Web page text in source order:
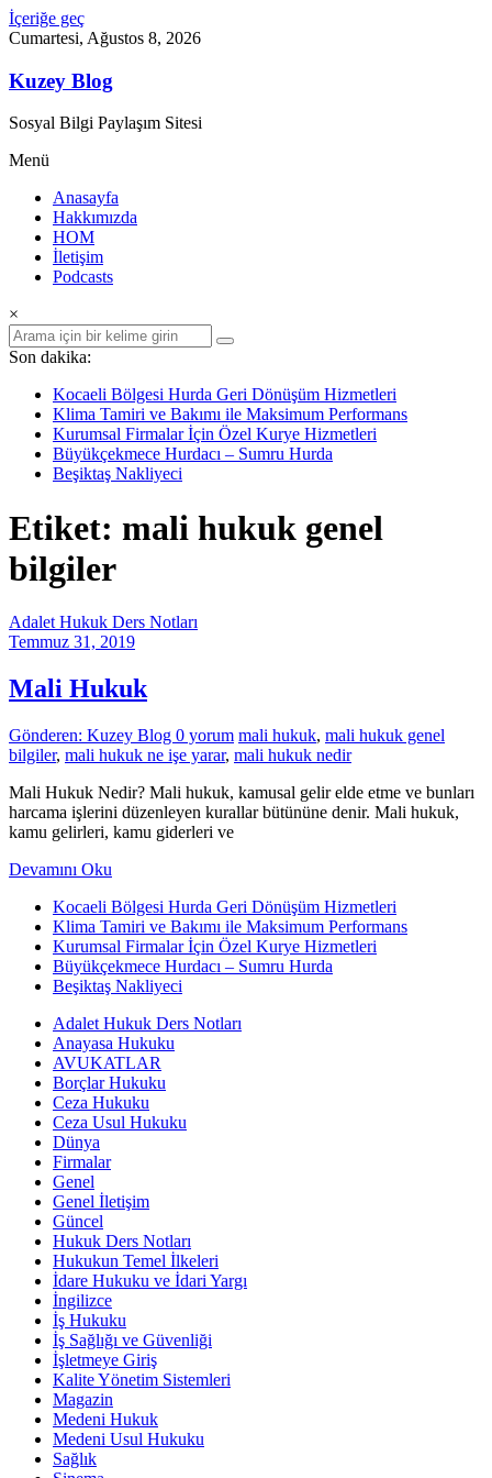
İçeriğe geç
Cumartesi, Ağustos 8, 2026
Kuzey Blog
Sosyal Bilgi Paylaşım Sitesi
Menü
Anasayfa
Hakkımızda
HOM
İletişim
Podcasts
×
Son dakika:
Kocaeli Bölgesi Hurda Geri Dönüşüm Hizmetleri
Klima Tamiri ve Bakımı ile Maksimum Performans
Kurumsal Firmalar İçin Özel Kurye Hizmetleri
Büyükçekmece Hurdacı – Sumru Hurda
Beşiktaş Nakliyeci
Etiket: mali hukuk genel
bilgiler
Adalet Hukuk Ders Notları
Temmuz 31, 2019
Mali Hukuk
Gönderen: Kuzey Blog 0 yorum mali hukuk, mali hukuk genel
bilgiler, mali hukuk ne işe yarar, mali hukuk nedir
Mali Hukuk Nedir? Mali hukuk, kamusal gelir elde etme ve bunları
harcama işlerini düzenleyen kurallar bütününe denir. Mali hukuk,
kamu gelirleri, kamu giderleri ve
Devamını Oku
Kocaeli Bölgesi Hurda Geri Dönüşüm Hizmetleri
Klima Tamiri ve Bakımı ile Maksimum Performans
Kurumsal Firmalar İçin Özel Kurye Hizmetleri
Büyükçekmece Hurdacı – Sumru Hurda
Beşiktaş Nakliyeci
Adalet Hukuk Ders Notları
Anayasa Hukuku
AVUKATLAR
Borçlar Hukuku
Ceza Hukuku
Ceza Usul Hukuku
Dünya
Firmalar
Genel
Genel İletişim
Güncel
Hukuk Ders Notları
Hukukun Temel İlkeleri
İdare Hukuku ve İdari Yargı
İngilizce
İş Hukuku
İş Sağlığı ve Güvenliği
İşletmeye Giriş
Kalite Yönetim Sistemleri
Magazin
Medeni Hukuk
Medeni Usul Hukuku
Sağlık